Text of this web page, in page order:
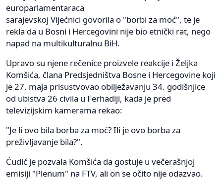
europarlamentaraca
sarajevskoj Vijećnici govorila o "borbi za moć", te je
rekla da u Bosni i Hercegovini nije bio etnički rat, nego
napad na multikulturalnu BiH.
Upravo su njene rečenice proizvele reakcije i Željka
Komšića, člana Predsjedništva Bosne i Hercegovine koji
je 27. maja prisustvovao obilježavanju 34. godišnjice
od ubistva 26 civila u Ferhadiji, kada je pred
televizijskim kamerama rekao:
"Je li ovo bila borba za moć? Ili je ovo borba za
preživljavanje bila?".
Ćudić je pozvala Komšića da gostuje u večerašnjoj
emisiji "Plenum" na FTV, ali on se očito nije odazvao.